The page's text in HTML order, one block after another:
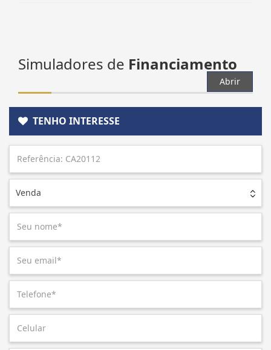
Simuladores de Financiamento
Abrir
TENHO INTERESSE
Venda